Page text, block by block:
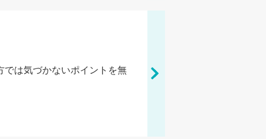
では気づかないポイントを無